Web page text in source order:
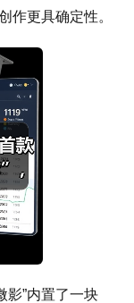
作更具确定性。
影”内置了一块